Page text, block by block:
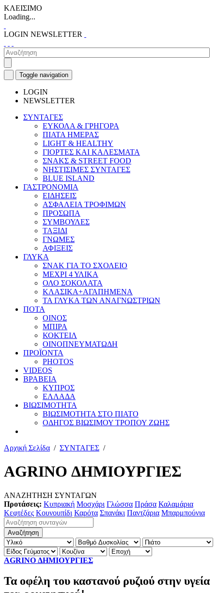
ΚΛΕΙΣΙΜΟ
Loading...
LOGIN NEWSLETTER
Toggle navigation
LOGIN
NEWSLETTER
ΣΥΝΤΑΓΕΣ
ΕΥΚΟΛΑ & ΓΡΗΓΟΡΑ
ΠΙΑΤΑ ΗΜΕΡΑΣ
LIGHT & HEALTHY
ΓΙΟΡΤΕΣ ΚΑΙ ΚΑΛΕΣΜΑΤΑ
ΣΝΑΚΣ & STREET FOOD
ΝΗΣΤΙΣΙΜΕΣ ΣΥΝΤΑΓΕΣ
BLUE ISLAND
ΓΑΣΤΡΟΝΟΜΙΑ
ΕΙΔΗΣΕΙΣ
ΑΣΦΑΛΕΙΑ ΤΡΟΦΙΜΩΝ
ΠΡΟΣΩΠΑ
ΣΥΜΒΟΥΛΕΣ
ΤΑΞΙΔΙ
ΓΝΩΜΕΣ
ΑΦΙΞΕΙΣ
ΓΛΥΚΑ
ΣΝΑΚ ΓΙΑ ΤΟ ΣΧΟΛΕΙΟ
ΜΕΧΡΙ 4 ΥΛΙΚΑ
ΟΛΟ ΣΟΚΟΛΑΤΑ
ΚΛΑΣΙΚΑ+ΑΓΑΠΗΜΕΝΑ
ΤΑ ΓΛΥΚΑ ΤΩΝ ΑΝΑΓΝΩΣΤΡΙΩΝ
ΠΟΤΑ
ΟΙΝΟΣ
ΜΠΙΡΑ
ΚΟΚΤΕΙΛ
ΟΙΝΟΠΝΕΥΜΑΤΩΔΗ
ΠΡΟΪΟΝΤΑ
PHOTOS
VIDEOS
ΒΡΑΒΕΙΑ
ΚΥΠΡΟΣ
ΕΛΛΑΔΑ
ΒΙΩΣΙΜΟΤΗΤΑ
ΒΙΩΣΙΜΟΤΗΤΑ ΣΤΟ ΠΙΑΤΟ
ΟΔΗΓΟΣ ΒΙΩΣΙΜΟΥ ΤΡΟΠΟΥ ΖΩΗΣ
Αρχική Σελίδα / ΣΥΝΤΑΓΕΣ /
AGRINO ΔΗΜΙΟΥΡΓΙΕΣ
ΑΝΑΖΗΤΗΣΗ ΣΥΝΤΑΓΩΝ
Προτάσεις: Κυπριακή Μοσχάρι Γλώσσα Πράσα Καλαμάρια
Κεφτέδες Κουνουπίδι Καρότα Σπανάκι Παντζάρια Μπαρμπούνια
AGRINO ΔΗΜΙΟΥΡΓΙΕΣ
Τα οφέλη του καστανού ρυζιού στην υγεία